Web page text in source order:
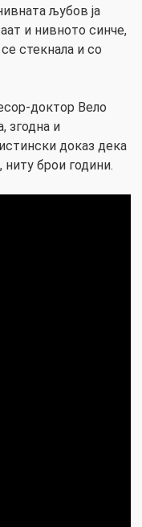
љубов ја
и нивното синче,
стекнала и со
доктор Вело
згодна и
доказ дека
брои години.